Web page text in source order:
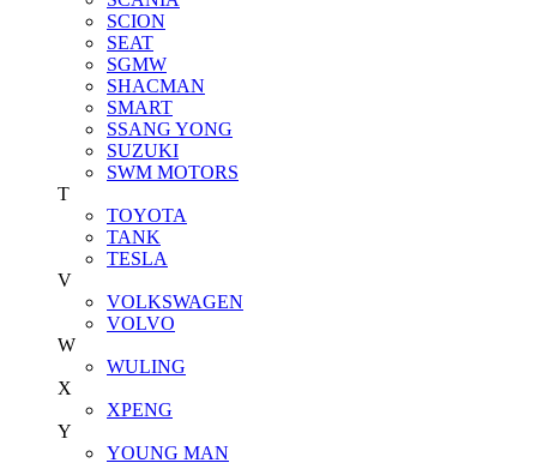
SCION
SEAT
SGMW
SHACMAN
SMART
SSANG YONG
SUZUKI
SWM MOTORS
T
TOYOTA
TANK
TESLA
V
VOLKSWAGEN
VOLVO
W
WULING
X
XPENG
Y
YOUNG MAN